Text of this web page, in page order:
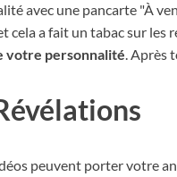
avec une pancarte "À
cela a fait un tabac sur les
votre personnalité. Après
peuvent porter votre